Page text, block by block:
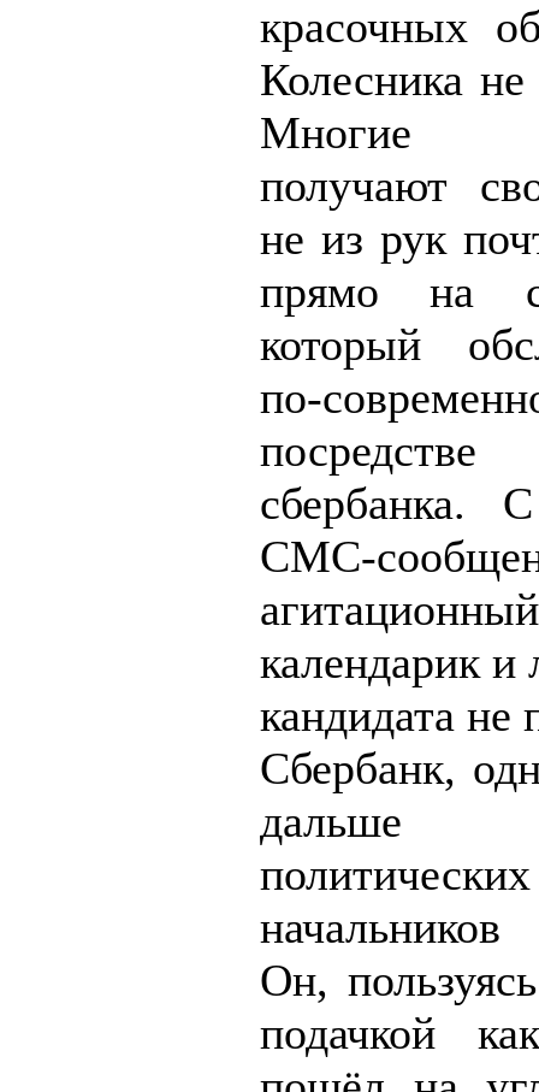
красочных
Колесника
Многие
получают
не из рук
прямо на
который
по-
сбербанка.
СМС-
агитационный
календарик и
кандидата
Сбербанк,
дальше
политических
Он,
подачкой